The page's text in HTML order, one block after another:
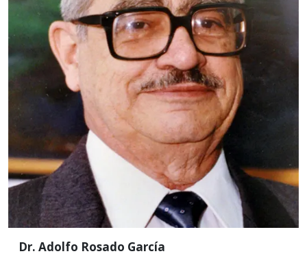
Dr. Adolfo Rosado García
Es Doctor en Ciencias (Biología) por la Universidad
de Temple, Filadelfia, USA. Ingresó a nuestra casa de
estudios el 16 de octubre de 1979. Fue rector de la
UAM Iztapalapa de 1980-1984.
Leer más